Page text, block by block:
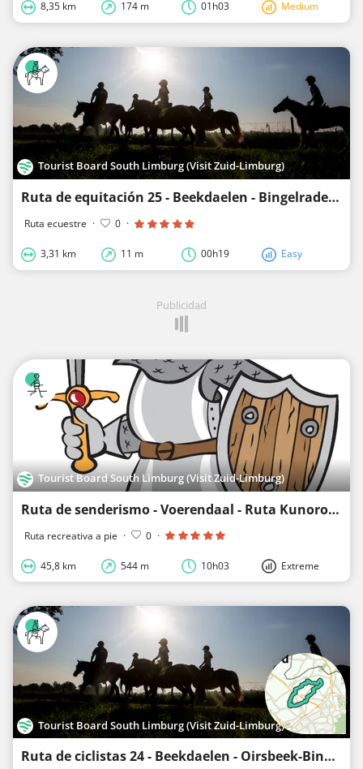
8,35 km 174 m 01h03 Medium
Tourist Board South Limburg (Visit Zuid-Limburg)
Ruta de equitación 25 - Beekdaelen - Bingelrade-Jabeek-corto
Ruta ecuestre · 0 ·
3,31 km 11 m 00h19 Easy
Publicidad
Tourist Board South Limburg (Visit Zuid-Limburg)
Ruta de senderismo - Voerendaal - Ruta Kunoroute Voerendaal Aken Voerendaal
Ruta recreativa a pie · 0 ·
45,8 km 544 m 10h03 Extreme
Tourist Board South Limburg (Visit Zuid-Limburg)
Ruta de ciclistas 24 - Beekdaelen - Oirsbeek-Bingelrade